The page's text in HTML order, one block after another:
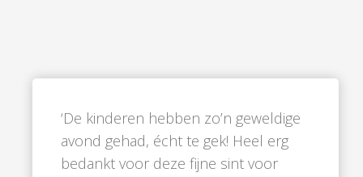
‘De kinderen hebben zo’n geweldige
avond gehad, écht te gek! Heel erg
bedankt voor deze fijne sint voor